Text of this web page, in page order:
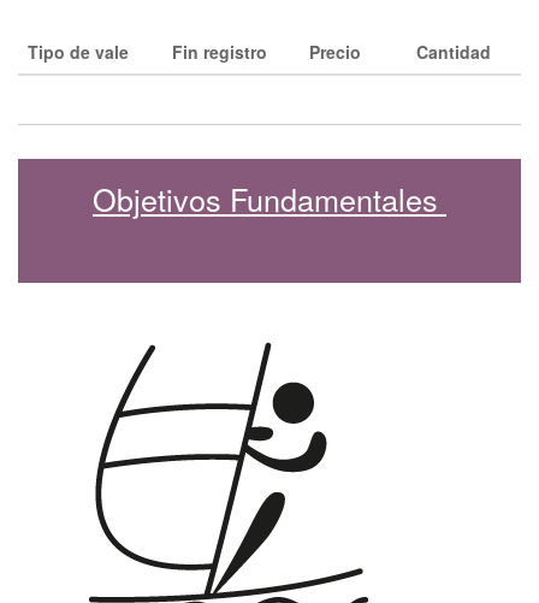
Tipo de vale Fin registro Precio Cantidad
Objetivos Fundamentales